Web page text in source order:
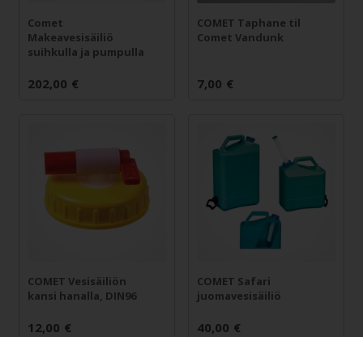
Comet
Makeavesisäiliö
suihkulla ja pumpulla
202,00 €
COMET Taphane til
Comet Vandunk
7,00 €
COMET Vesisäiliön
kansi hanalla, DIN96
12,00 €
COMET Safari
juomavesisäiliö
40,00 €